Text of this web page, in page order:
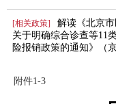
[相关政策]
解读《北京
关于明确综合诊查等11
险报销政策的通知》（
附件1-3